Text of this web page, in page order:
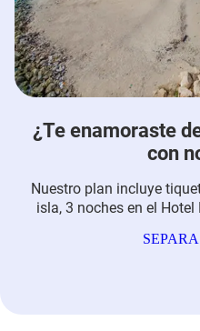
¿Te enamoraste
con
Nuestro plan incluye
isla, 3 noches en el
este paraíso caribeño